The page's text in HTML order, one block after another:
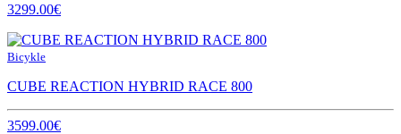
3299.00€
Bicykle
CUBE REACTION HYBRID RACE 800
3599.00€